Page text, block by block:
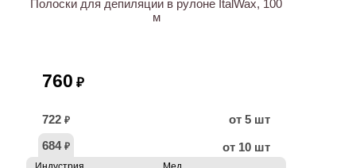
Полоски для депиляции в рулоне ItalWax, 100
м
760 ₽
722 ₽
от 5 шт
684 ₽ от 10 шт